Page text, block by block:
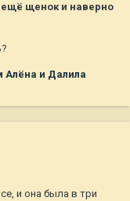
ещё щенок и наверно
Алёна и Далила
и она была в три